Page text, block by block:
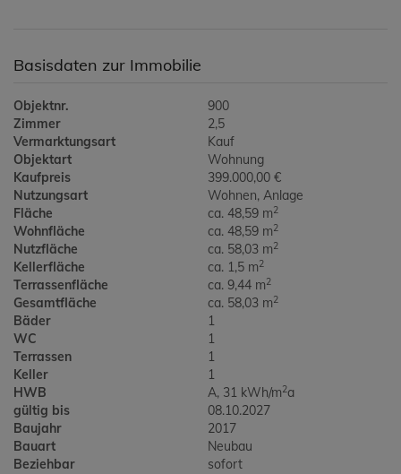
Basisdaten zur Immobilie
Objektnr.
900
Zimmer
2,5
Vermarktungsart
Kauf
Objektart
Wohnung
Kaufpreis
399.000,00 €
Nutzungsart
Wohnen Anlage
Fläche
ca. 48,59 m2
Wohnfläche ca. 48,59 m2
Nutzfläche ca. 58,03 m2
Kellerfläche ca. 1,5 m2
Terrassenfläche ca. 9,44 m2
Gesamtfläche ca. 58,03 m2
Bäder
1
WC
1
Terrassen
1
Keller
1
HWB
A, 31 kWh/m2a
gültig bis
08.10.2027
Baujahr
2017
Bauart
Neubau
Beziehbar
sofort